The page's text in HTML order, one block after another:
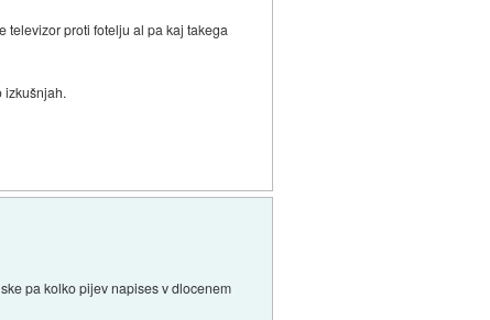
televizor proti fotelju al pa kaj takega
izkušnjah.
pa kolko pijev napises v dlocenem